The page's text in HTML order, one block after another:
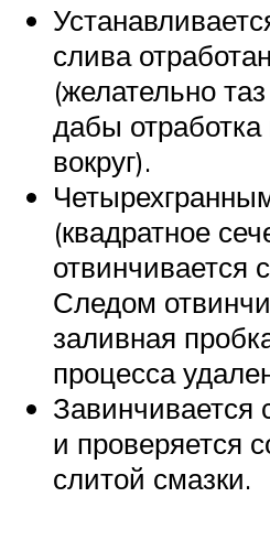
слива
(желательно
дабы
вокруг).
(квадратное
отвинчивается
Следом
заливная
процесса
Завинчивается
и проверяется
слитой смазки.